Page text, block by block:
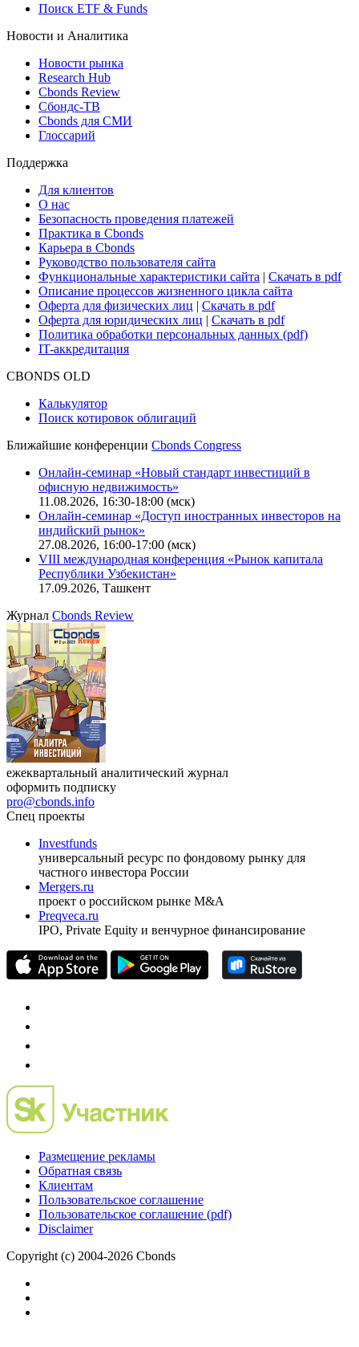
Поиск ETF & Funds
Новости и Аналитика
Новости рынка
Research Hub
Cbonds Review
Сбондс-ТВ
Cbonds для СМИ
Глоссарий
Поддержка
Для клиентов
О нас
Безопасность проведения платежей
Практика в Cbonds
Карьера в Cbonds
Руководство пользователя сайта
Функциональные характеристики сайта | Скачать в pdf
Описание процессов жизненного цикла сайта
Оферта для физических лиц | Скачать в pdf
Оферта для юридических лиц | Скачать в pdf
Политика обработки персональных данных (pdf)
IT-аккредитация
CBONDS OLD
Калькулятор
Поиск котировок облигаций
Ближайшие конференции Cbonds Congress
Онлайн-семинар «Новый стандарт инвестиций в
офисную недвижимость»
11.08.2026, 16:30-18:00 (мск)
Онлайн-семинар «Доступ иностранных инвесторов на
индийский рынок»
27.08.2026, 16:00-17:00 (мск)
VIII международная конференция «Рынок капитала
Республики Узбекистан»
17.09.2026, Ташкент
Журнал Cbonds Review
ежеквартальный аналитический журнал
оформить подписку
pro@cbonds.info
Спец проекты
Investfunds
универсальный ресурс по фондовому рынку для
частного инвестора России
Mergers.ru
проект о российском рынке M&A
Preqveca.ru
IPO, Private Equity и венчурное финансирование
Размещение рекламы
Обратная связь
Клиентам
Пользовательское соглашение
Пользовательское соглашение (pdf)
Disclaimer
Copyright (c) 2004-2026 Cbonds